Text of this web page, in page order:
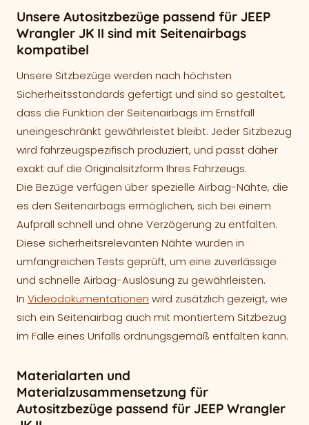
Unsere Autositzbezüge passend für JEEP
Wrangler JK II sind mit Seitenairbags
kompatibel
Unsere Sitzbezüge werden nach höchsten
Sicherheitsstandards gefertigt und sind so gestaltet,
dass die Funktion der Seitenairbags im Ernstfall
uneingeschränkt gewährleistet bleibt. Jeder Sitzbezug
wird fahrzeugspezifisch produziert, und passt daher
exakt auf die Originalsitzform Ihres Fahrzeugs.
Die Bezüge verfügen über spezielle Airbag-Nähte, die
es den Seitenairbags ermöglichen, sich bei einem
Aufprall schnell und ohne Verzögerung zu entfalten.
Diese sicherheitsrelevanten Nähte wurden in
umfangreichen Tests geprüft, um eine zuverlässige
und schnelle Airbag-Auslösung zu gewährleisten.
In Videodokumentationen wird zusätzlich gezeigt, wie
sich ein Seitenairbag auch mit montiertem Sitzbezug
im Falle eines Unfalls ordnungsgemäß entfalten kann.
Materialarten und
Materialzusammensetzung für
Autositzbezüge passend für JEEP Wrangler